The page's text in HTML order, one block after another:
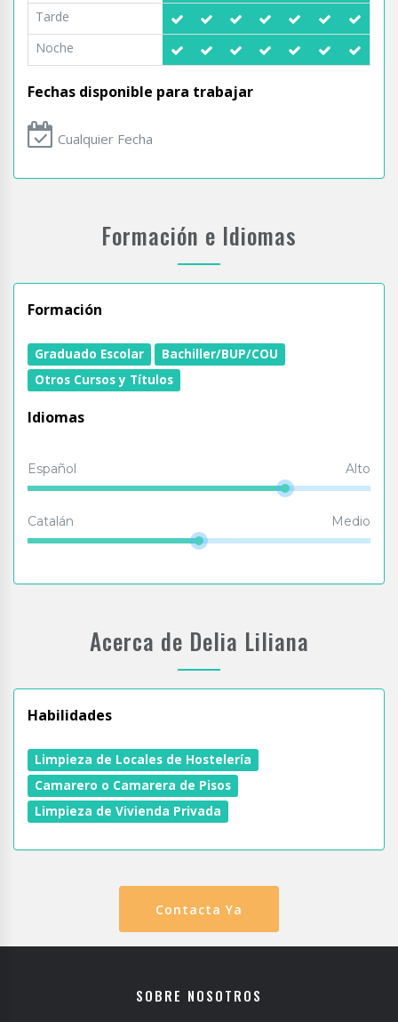
Tarde
Noche
Fechas disponible para trabajar
Cualquier Fecha
Formación e Idiomas
Formación
Graduado Escolar
Bachiller/BUP/COU
Otros Cursos y Títulos
Idiomas
Español Alto
Catalán Medio
Acerca de Delia Liliana
Habilidades
Limpieza de Locales de Hostelería
Camarero o Camarera de Pisos
Limpieza de Vivienda Privada
Contacta Ya
SOBRE NOSOTROS